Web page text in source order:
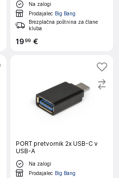
Na zalogi
Prodajalec Big Bang
Brezplačna poštnina za člane
kluba
1999 €
PORT pretvornik 2x USB-C v
USB-A
Na zalogi
Prodajalec Big Bang